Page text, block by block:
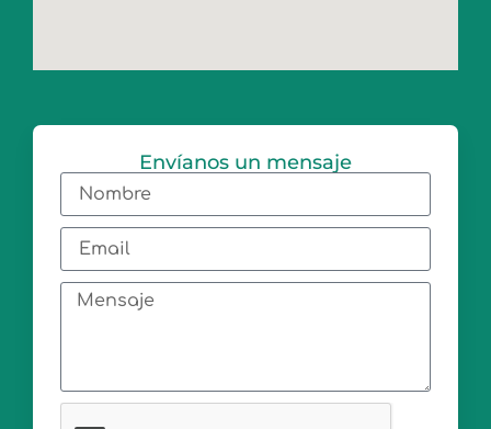
Envíanos un mensaje